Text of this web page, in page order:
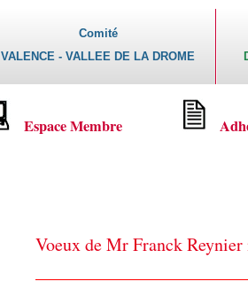
Comité
VALENCE - VALLEE DE LA DROME
Espace Membre
Voeux de Mr Franck